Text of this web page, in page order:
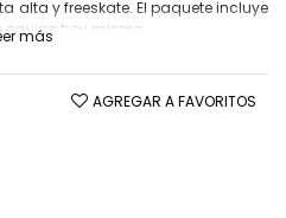
alta y freeskate. El paquete incluye
hoy mismo.
más
AGREGAR A FAVORITOS